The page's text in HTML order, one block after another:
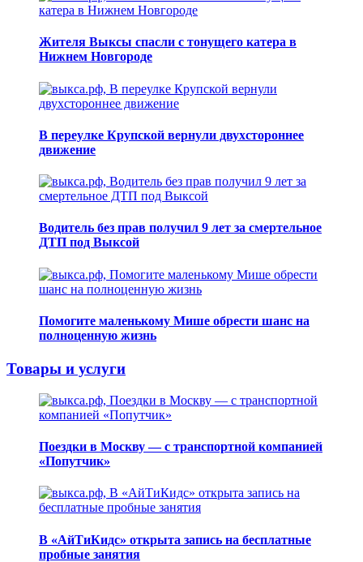
Жителя Выксы спасли с тонущего катера в
Нижнем Новгороде
В переулке Крупской вернули двухстороннее
движение
Водитель без прав получил 9 лет за смертельное
ДТП под Выксой
Помогите маленькому Мише обрести шанс на
полноценную жизнь
Товары и услуги
Поездки в Москву — с транспортной компанией
«Попутчик»
В «АйТиКидс» открыта запись на бесплатные
пробные занятия